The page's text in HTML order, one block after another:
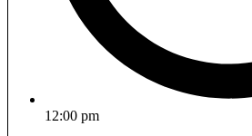
12:00 pm